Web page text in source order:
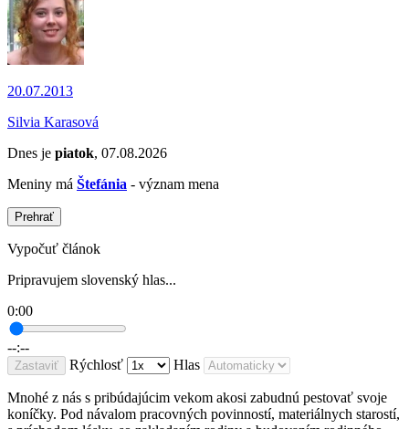
20.07.2013
Silvia Karasová
Dnes je piatok, 07.08.2026
Meniny má Štefánia - význam mena
Prehrať
Vypočuť článok
Pripravujem slovenský hlas...
0:00
--:--
Zastaviť Rýchlosť Hlas
Mnohé z nás s pribúdajúcim vekom akosi zabudnú pestovať svoje
koníčky. Pod návalom pracovných povinností, materiálnych starostí,